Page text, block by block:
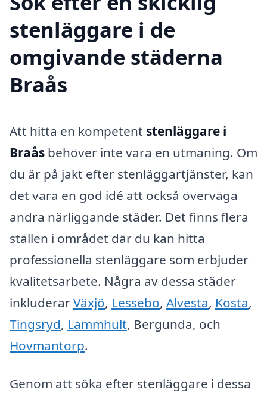
stenläggare i de
omgivande städerna
Braås
Att hitta en kompetent stenläggare i
Braås behöver inte vara en utmaning. Om
du är på jakt efter stenläggartjänster, kan
det vara en god idé att också överväga
andra närliggande städer. Det finns flera
ställen i området där du kan hitta
professionella stenläggare som erbjuder
kvalitetsarbete. Några av dessa städer
inkluderarVäxjö, Lessebo, Alvesta, Kosta,
Tingsryd, Lammhult, Bergunda, och
Hovmantorp.
Genom att söka efter stenläggare i dessa